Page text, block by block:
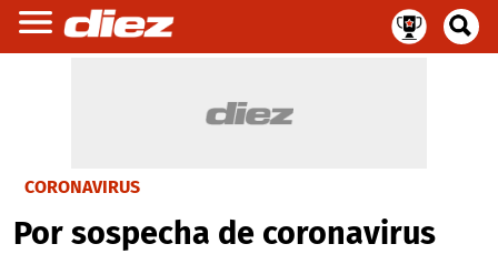
CORONAVIRUS
Por sospecha de coronavirus